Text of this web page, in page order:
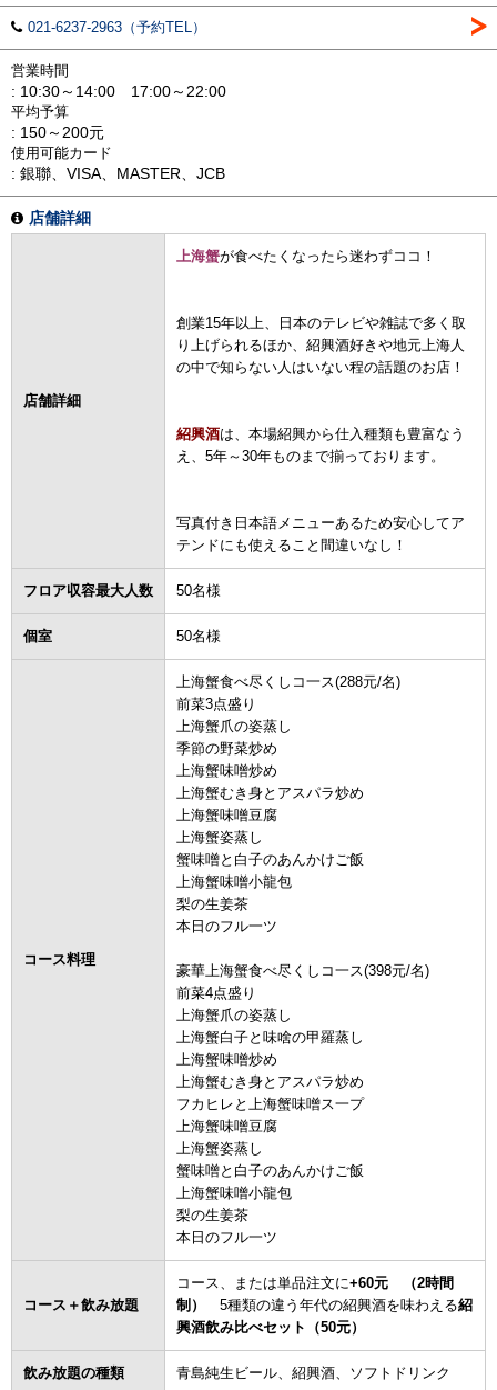
021-6237-2963（予約TEL）
営業時間
: 10:30～14:00 17:00～22:00
平均予算
: 150～200元
使用可能カード
: 銀聯、VISA、MASTER、JCB
店舗詳細
店舗詳細
上海蟹が食べたくなったら迷わずココ！
創業15年以上、日本のテレビや雑誌で多く取
り上げられるほか、紹興酒好きや地元上海人
の中で知らない人はいない程の話題のお店！
紹興酒は、本場紹興から仕入種類も豊富なう
え、5年～30年ものまで揃っております。
写真付き日本語メニューあるため安心してア
テンドにも使えること間違いなし！
フロア収容最大人数 50名様
個室 50名様
コース料理
上海蟹食べ尽くしコ一ス(288元/名)
前菜3点盛り
上海蟹爪の姿蒸し
季節の野菜炒め
上海蟹味噌炒め
上海蟹むき身とアスパラ炒め
上海蟹味噌豆腐
上海蟹姿蒸し
蟹味噌と白子のあんかけご飯
上海蟹味噌小龍包
梨の生姜茶
本日のフル一ツ
豪華上海蟹食べ尽くしコ一ス(398元/名)
前菜4点盛り
上海蟹爪の姿蒸し
上海蟹白子と味啥の甲羅蒸し
上海蟹味噌炒め
上海蟹むき身とアスパラ炒め
フカヒレと上海蟹味噌ス一プ
上海蟹味噌豆腐
上海蟹姿蒸し
蟹味噌と白子のあんかけご飯
上海蟹味噌小龍包
梨の生姜茶
本日のフル一ツ
コース＋飲み放題
コース、または単品注文に+60元 （2時間
制） 5種類の違う年代の紹興酒を味わえる紹
興酒飲み比べセット（50元）
飲み放題の種類 青島純生ビール、紹興酒、ソフトドリンク